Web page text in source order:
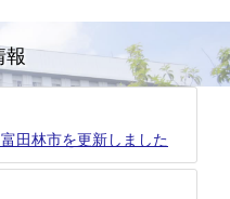
報
田林市を更新しました